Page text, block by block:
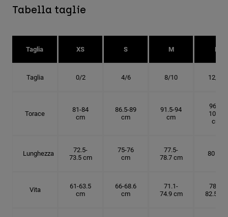
Tabella taglie
Taglia XS S M L
Taglia 0/2 4/6 8/10 12/14
Torace
81-84
cm
86.5-89
cm
91.5-94
cm
96.5-
101.5
cm
Lunghezza
72.5-
73.5 cm
75-76
cm
77.5-
78.7 cm
80 cm
Vita
61-63.5
cm
66-68.6
cm
71.1-
74.9 cm
78.7-
82.5 cm